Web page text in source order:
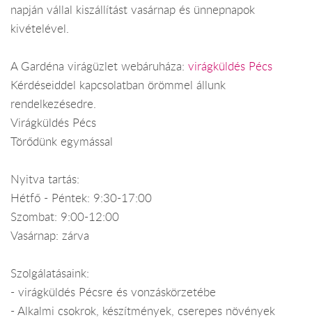
napján vállal kiszállítást vasárnap és ünnepnapok
kivételével.
A Gardéna virágüzlet webáruháza: virágküldés Pécs
Kérdéseiddel kapcsolatban örömmel állunk
rendelkezésedre.
Virágküldés Pécs
Törődünk egymással
Nyitva tartás:
Hétfő - Péntek: 9:30-17:00
Szombat: 9:00-12:00
Vasárnap: zárva
Szolgálatásaink:
- virágküldés Pécsre és vonzáskörzetébe
- Alkalmi csokrok, készítmények, cserepes növények